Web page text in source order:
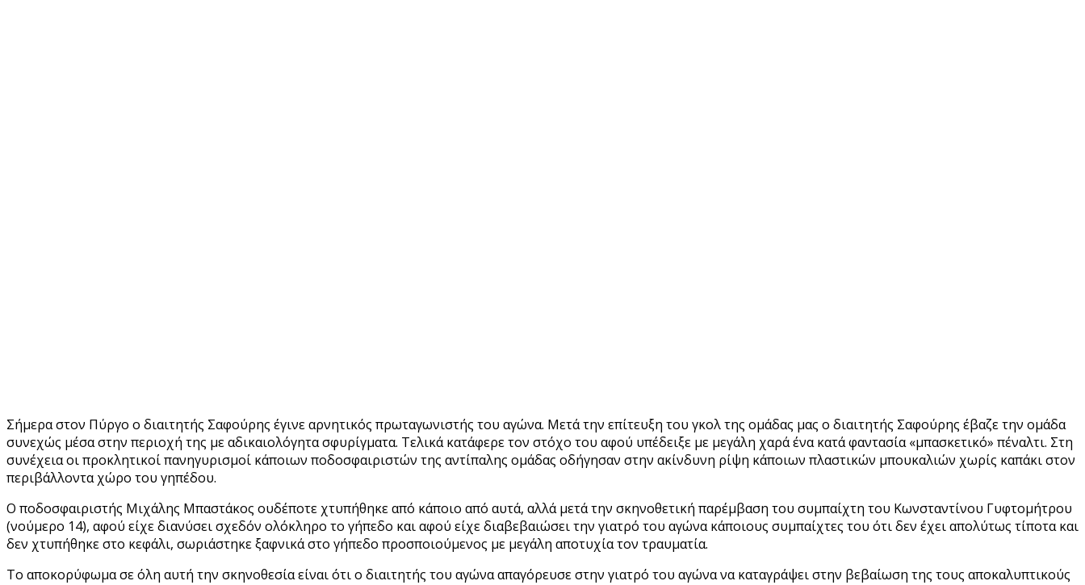
Σήμερα στον Πύργο ο διαιτητής Σαφούρης έγινε αρνητικός πρωταγωνιστής του αγώνα. Μετά την επίτευξη του γκολ της ομάδας μας ο διαιτητής Σαφούρης έβαζε την ομάδα
συνεχώς μέσα στην περιοχή της με αδικαιολόγητα σφυρίγματα. Τελικά κατάφερε τον στόχο του αφού υπέδειξε με μεγάλη χαρά ένα κατά φαντασία «μπασκετικό» πέναλτι. Στη
συνέχεια οι προκλητικοί πανηγυρισμοί κάποιων ποδοσφαιριστών της αντίπαλης ομάδας οδήγησαν στην ακίνδυνη ρίψη κάποιων πλαστικών μπουκαλιών χωρίς καπάκι στον
περιβάλλοντα χώρο του γηπέδου.
Ο ποδοσφαιριστής Μιχάλης Μπαστάκος ουδέποτε χτυπήθηκε από κάποιο από αυτά, αλλά μετά την σκηνοθετική παρέμβαση του συμπαίχτη του Κωνσταντίνου Γυφτομήτρου
(νούμερο 14), αφού είχε διανύσει σχεδόν ολόκληρο το γήπεδο και αφού είχε διαβεβαιώσει την γιατρό του αγώνα κάποιους συμπαίχτες του ότι δεν έχει απολύτως τίποτα και
δεν χτυπήθηκε στο κεφάλι, σωριάστηκε ξαφνικά στο γήπεδο προσποιούμενος με μεγάλη αποτυχία τον τραυματία.
Το αποκορύφωμα σε όλη αυτή την σκηνοθεσία είναι ότι ο διαιτητής του αγώνα απαγόρευσε στην γιατρό του αγώνα να καταγράψει στην βεβαίωση της τους αποκαλυπτικούς